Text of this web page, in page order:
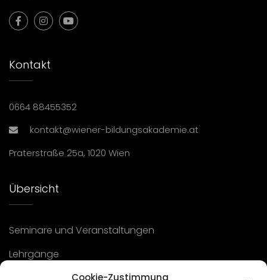
Cookie-Zustimmung
Kontakt
0664 88455352
kontakt@wiener-bildungsakademie.at
Praterstraße 25a, 1020 Wien
Übersicht
Seminare und Veranstaltungen
Lehrgänge